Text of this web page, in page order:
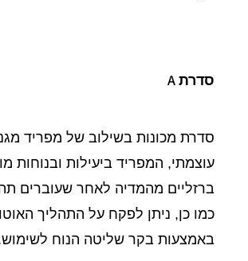
סדרת A
עוצמתי, המפריד ביעילות ובנוחות
ברזליים מהמדיה לאחר שעוברים
כמו כן, ניתן לפקח על התהליך
באמצעות בקר שליטה הנוח